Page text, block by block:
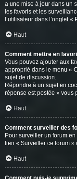
a une mise à jour dans un
les favoris et les
l’utilisateur dans l’onglet
Haut
Comment mettre en
Vous pouvez ajouter aux
approprié dans le menu «
sujet de discussion.
Répondre à un sujet en
réponse est postée » vous
Haut
Comment surveiller des
Pour surveiller un forum
lien « Surveiller ce forum
Haut